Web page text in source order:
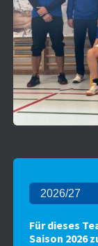
Für dieses
Saison 2026